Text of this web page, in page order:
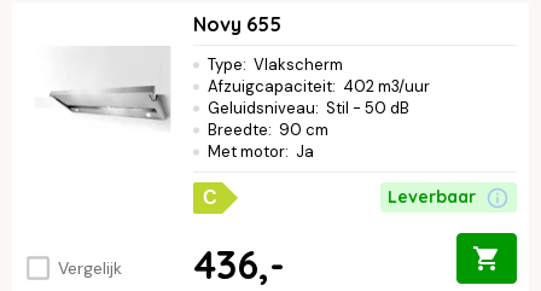
zelf hoe Novy stijl en functionaliteit perfect combineert en
geniet van een heerlijke kookomgeving.
Vergelijk
Novy 655
Type: Vlakscherm
Afzuigcapaciteit: 402 m3/uur
Geluidsniveau: Stil - 50 dB
Breedte: 90 cm
Met motor: Ja
C Leverbaar
436,-